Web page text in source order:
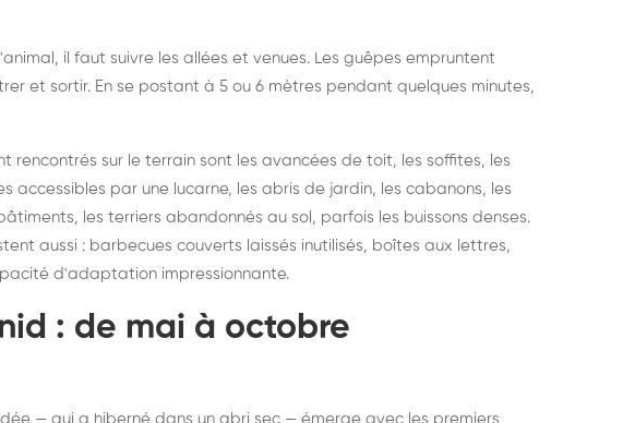
il faut suivre les allées et venues. Les guêpes empruntent
et sortir. En se postant à 5 ou 6 mètres pendant quelques minutes,
rencontrés sur le terrain sont les avancées de toit, les soffites, les
accessibles par une lucarne, les abris de jardin, les cabanons, les
les terriers abandonnés au sol, parfois les buissons denses.
aussi : barbecues couverts laissés inutilisés, boîtes aux lettres,
d'adaptation impressionnante.
: de mai à octobre
— qui a hiberné dans un abri sec — émerge avec les premiers